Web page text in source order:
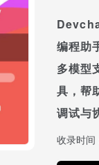
编程助
多模型
具，帮
调试与
收录时间